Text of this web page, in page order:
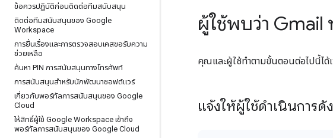
ข้อควรปฏิบัติก่อนติดต่อทีมสนับสนุน
ติดต่อทีมสนับสนุนของ Google
Workspace
การยื่นเรื่องและการตรวจสอบเคสขอรับความ
ช่วยเหลือ
ค้นหา PIN การสนับสนุนทางโทรศัพท์
การสนับสนุนสำหรับนักพัฒนาซอฟต์แวร์
เกี่ยวกับพอร์ทัลการสนับสนุนของ Google
Cloud
ให้สิทธิ์ผู้ใช้ Google Workspace เข้าถึง
พอร์ทัลการสนับสนุนของ Google Cloud
ผู้ใช้พบว่า Gmail
คุณและผู้ใช้ทำตามขั้นตอนต่อไปนี้ได้
แจ้งให้ผู้ใช้ดำเนินการดั